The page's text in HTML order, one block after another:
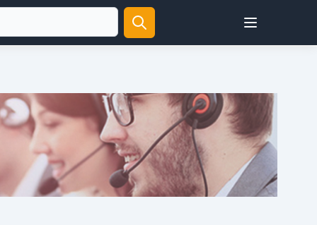
Open user menu